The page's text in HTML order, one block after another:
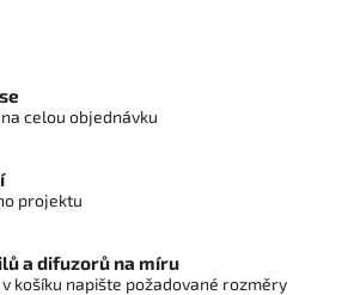
celou objednávku
projektu
a difuzorů na míru
košíku napište požadované rozměry